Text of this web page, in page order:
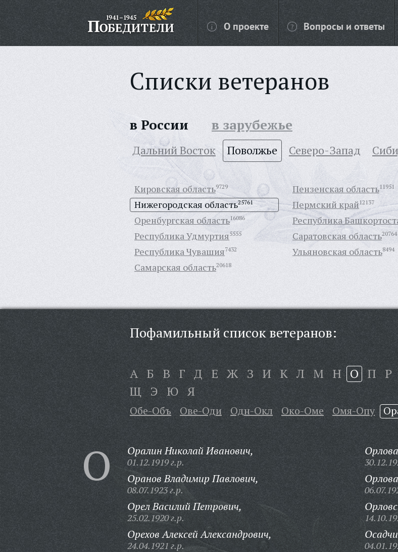
О проекте Вопросы и ответы
Списки ветеранов
в России в зарубежье
Дальний Восток Поволжье Северо-Запад
Кировская область9729
Нижегородская область25761
Оренбургская область16086
Пензенская область11951
Пермский край12137
Республика
Республика Удмуртия5555
Республика Чувашия7432
Самарская область20618
Саратовская область20764
Ульяновская область8494
Пофамильный список ветеранов:
А Б В Г Д Е Ж З И К Л М Н О П Р
Щ Э Ю Я
Обе-Объ Ове-Оди Одн-Окл Око-Оме Омя-Опу
О Оралин Николай Иванович,
01.12.1919 г.р.
Оранов Владимир Павлович,
08.07.1923 г.р.
Орел Василий Петрович,
25.02.1920 г.р.
Орехов Алексей Александрович,
24.04.1921 г.р.